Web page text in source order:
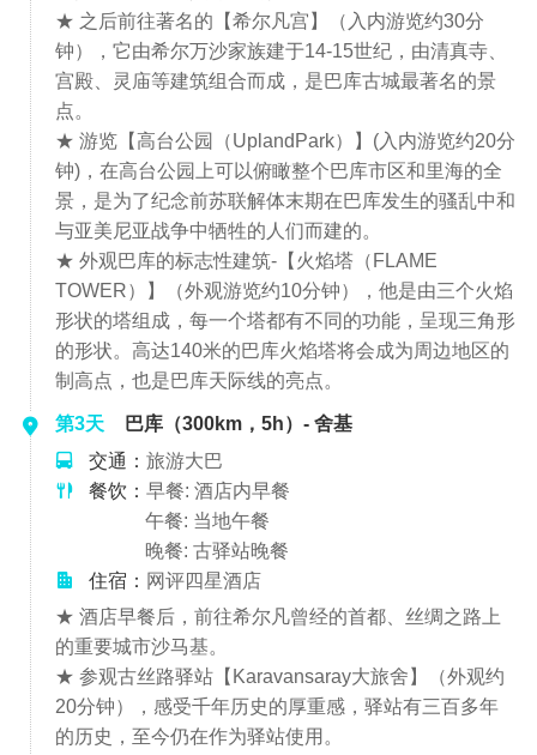
★ 之后前往著名的【希尔凡宫】（入内游览约30分
钟），它由希尔万沙家族建于14-15世纪，由清真寺、
宫殿、灵庙等建筑组合而成，是巴库古城最著名的景
点。
★ 游览【高台公园（UplandPark）】(入内游览约20分
钟)，在高台公园上可以俯瞰整个巴库市区和里海的全
景，是为了纪念前苏联解体末期在巴库发生的骚乱中和
与亚美尼亚战争中牺牲的人们而建的。
★ 外观巴库的标志性建筑-【火焰塔（FLAME
TOWER）】（外观游览约10分钟），他是由三个火焰
形状的塔组成，每一个塔都有不同的功能，呈现三角形
的形状。高达140米的巴库火焰塔将会成为周边地区的
制高点，也是巴库天际线的亮点。
第3天
巴库（300km，5h）- 舍基
交通： 旅游大巴
餐饮： 早餐: 酒店内早餐
午餐: 当地午餐
晚餐: 古驿站晚餐
住宿： 网评四星酒店
★ 酒店早餐后，前往希尔凡曾经的首都、丝绸之路上
的重要城市沙马基。
★ 参观古丝路驿站【Karavansaray大旅舍】（外观约
20分钟），感受千年历史的厚重感，驿站有三百多年
的历史，至今仍在作为驿站使用。